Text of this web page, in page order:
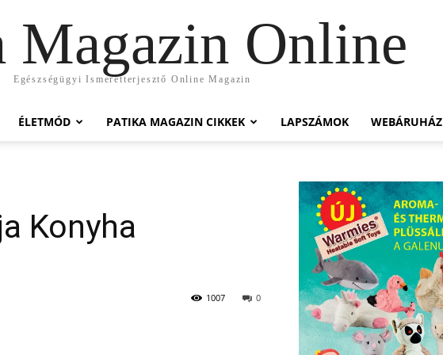
Magazin Online
Egészségügyi Ismeretterjesztő Online Magazin
ÉLETMÓD PATIKA MAGAZIN CIKKEK LAPSZÁMOK WEBÁRUHÁZ
Konyha
0
1007